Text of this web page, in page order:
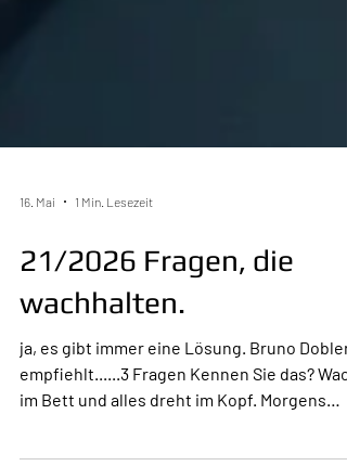
21/2026 Fragen, die
wachhalten.
ja, es gibt immer eine Lösung. Bruno Dobler
empfiehlt......3 Fragen Kennen Sie das?